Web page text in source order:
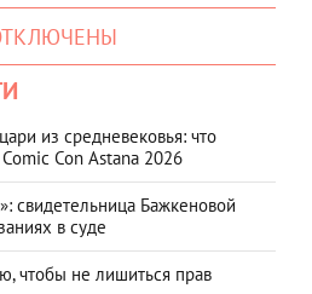
из средневековья: что
Con Astana 2026
свидетельница Бажкеновой
в суде
чтобы не лишиться прав